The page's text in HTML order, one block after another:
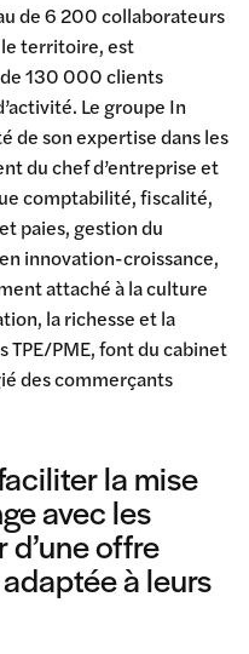
de 6 200 collaborateurs
territoire, est
130 000 clients
Le groupe In
de son expertise dans les
du chef d’entreprise et
comptabilité, fiscalité,
paies, gestion du
innovation-croissance,
attaché à la culture
la richesse et la
TPE/PME, font du cabinet
des commerçants
la mise
avec les
offre
à leurs